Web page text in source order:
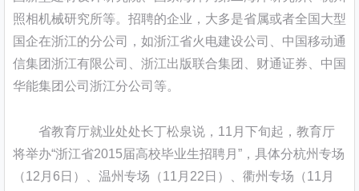
照相机械研究所等。招聘的企业，大多是省属或者全国大型
国企在浙江的分公司，如浙江省火电建设公司、中国移动通
信集团浙江有限公司、浙江出版联合集团、财通证券、中国
华能集团公司浙江分公司等。
省教育厅就业处处长丁松泉说，11月下旬起，教育厅
将举办“浙江省2015届高校毕业生招聘月”，具体分杭州专场
（12月6日）、温州专场（11月22日）、衢州专场（11月